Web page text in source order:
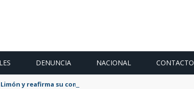
DENUNCIA NACIONAL CONTACTO
y reafirma su compromiso con las comunidades